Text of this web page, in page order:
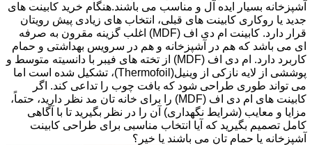
آشپزخانه بسیار ایده آل و مناسب می باشند.هنگام خرید کابینت های
جدید یا روکاری کابینت های قبلی، انتخاب های زیادی پیش رویتان
قرار دارد. کابینت ام دی اف (MDF) اغلب گزینه مقرون به صرفه
ای می باشد که هم در آشپزخانه و هم در سرویس بهداشتی و حمام
کاربرد دارد. ام دی اف (MDF) از تخته های فیبر با دانسیته متوسط و
پوششی از لایه نازکی از وینیل(Thermofoil)، تشکیل شده است اما
می تواند طوری طراحی شود که بافت چوب را تداعی کند. اگر
کابینت های ام دی اف (MDF) را برای خانه تان مد نظر دارید، حتماً،
مزایا و معایب (شرایط نگهداری) آن را در نظر بگیرید تا با آگاهی
کامل تصمیم بگیرید که آیا انتخاب مناسبی برای طراحی کابینت
آشپزخانه یا حمام تان می باشند یا خیر؟